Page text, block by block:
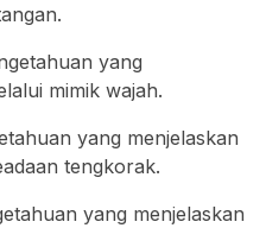
yang
mimik wajah.
yang menjelaskan
tengkorak.
yang menjelaskan